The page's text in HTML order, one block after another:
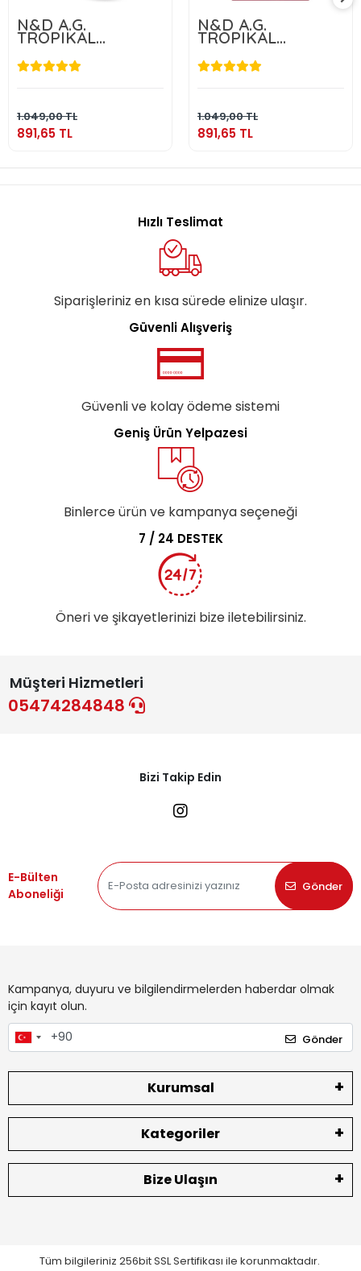
N&D A.G.
TROPIKAL
NEUTERED LAMB
1,5 KG
1.049,00 TL
891,65 TL
891,65 TL
N&D A.G.
TROPIKAL
NEUTERED
CHICKEN 1,5 KG
1.049,00 TL
891,65 TL
891,65 TL
Hızlı Teslimat
Siparişleriniz en kısa sürede elinize ulaşır.
Güvenli Alışveriş
Güvenli ve kolay ödeme sistemi
Geniş Ürün Yelpazesi
Binlerce ürün ve kampanya seçeneği
7 / 24 DESTEK
Öneri ve şikayetlerinizi bize iletebilirsiniz.
Müşteri Hizmetleri
05474284848
Bizi Takip Edin
E-Bülten
Aboneliği
Gönder
Kampanya, duyuru ve bilgilendirmelerden haberdar olmak
için kayıt olun.
Gönder
Kurumsal
Kategoriler
Bize Ulaşın
Tüm bilgileriniz 256bit SSL Sertifikası ile korunmaktadır.